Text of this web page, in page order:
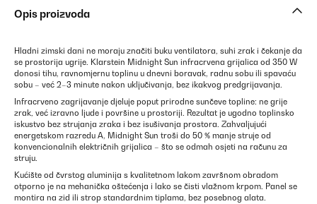
Opis proizvoda
Hladni zimski dani ne moraju značiti buku ventilatora, suhi zrak i čekanje da
se prostorija ugrije. Klarstein Midnight Sun infracrvena grijalica od 350 W
donosi tihu, ravnomjernu toplinu u dnevni boravak, radnu sobu ili spavaću
sobu – već 2–3 minute nakon uključivanja, bez ikakvog predgrijavanja.
Infracrveno zagrijavanje djeluje poput prirodne sunčeve topline: ne grije
zrak, već izravno ljude i površine u prostoriji. Rezultat je ugodno toplinsko
iskustvo bez strujanja zraka i bez isušivanja prostora. Zahvaljujući
energetskom razredu A, Midnight Sun troši do 50 % manje struje od
konvencionalnih električnih grijalica – što se odmah osjeti na računu za
struju.
Kućište od čvrstog aluminija s kvalitetnom lakom završnom obradom
otporno je na mehanička oštećenja i lako se čisti vlažnom krpom. Panel se
montira na zid ili strop standardnim tiplama, bez posebnog alata.